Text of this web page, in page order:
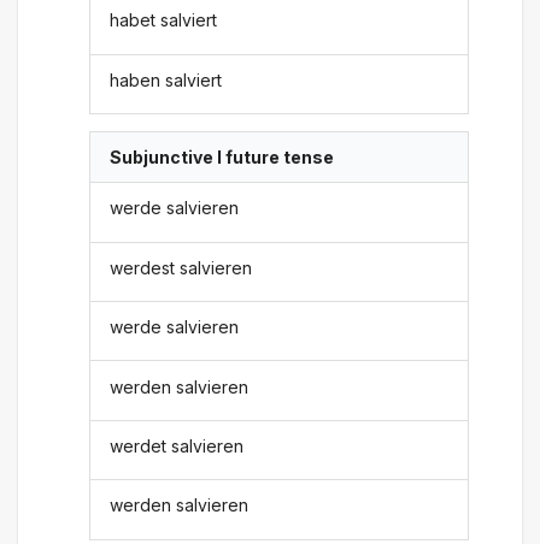
habet salviert
haben salviert
Subjunctive I future tense
werde salvieren
werdest salvieren
werde salvieren
werden salvieren
werdet salvieren
werden salvieren